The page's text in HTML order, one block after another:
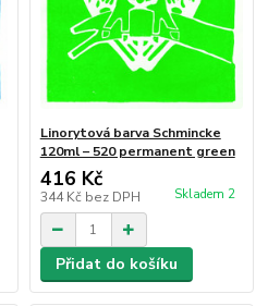
Linorytová barva Schmincke
120ml – 520 permanent green
416 Kč
344 Kč bez DPH Skladem 2
Přidat do košíku